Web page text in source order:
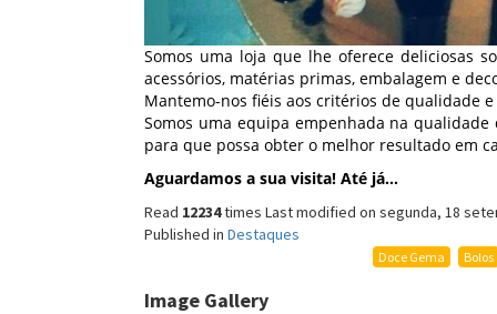
Somos uma loja que lhe oferece deliciosas
acessórios, matérias primas, embalagem e
Mantemo-nos fiéis aos critérios de qualidade
Somos uma equipa empenhada na
para que possa obter o melhor resultado em
Aguardamos a sua visita! Até já...
Read 12234times Last modified on segunda, 18
Published in Destaques
Doce Gema Bolos
Image Gallery